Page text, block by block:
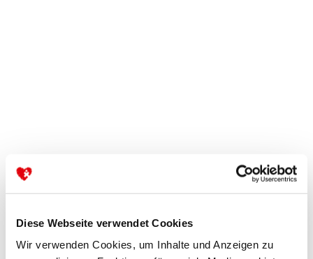
Diese Webseite verwendet Cookies
Wir verwenden Cookies, um Inhalte und Anzeigen zu